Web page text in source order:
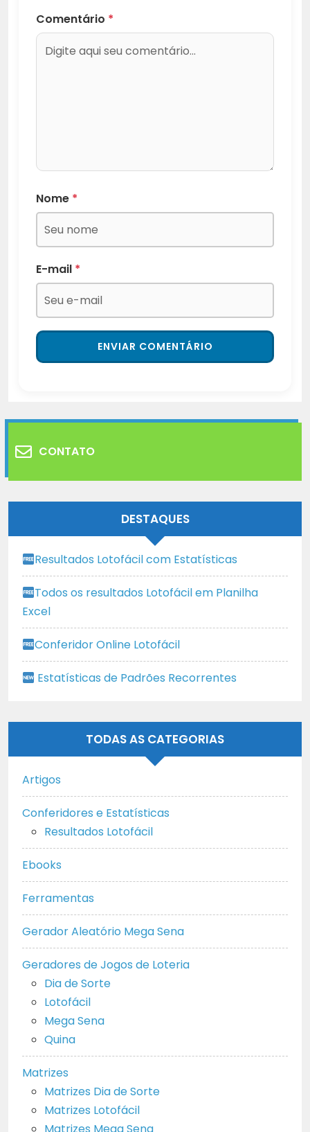
Comentário *
Nome *
E-mail *
CONTATO
DESTAQUES
Resultados Lotofácil com Estatísticas
Todos os resultados Lotofácil em Planilha
Excel
Conferidor Online Lotofácil
Estatísticas de Padrões Recorrentes
TODAS AS CATEGORIAS
Artigos
Conferidores e Estatísticas
Resultados Lotofácil
Ebooks
Ferramentas
Gerador Aleatório Mega Sena
Geradores de Jogos de Loteria
Dia de Sorte
Lotofácil
Mega Sena
Quina
Matrizes
Matrizes Dia de Sorte
Matrizes Lotofácil